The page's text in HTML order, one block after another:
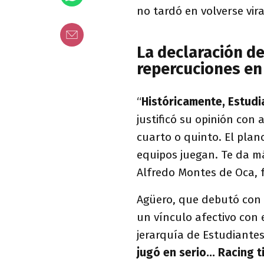
no tardó en volverse
La declaración
repercuciones
“Históricamente,
justificó su opinión con
cuarto o quinto. El
equipos juegan. Te da
Alfredo Montes de
Agüero, que debutó
un vínculo afectivo con
jerarquía de
jugó en serio... Racing